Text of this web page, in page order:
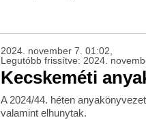
2024. november 7. 01:02,
Legutóbb frissítve: 2024.
Kecskeméti
A 2024/44. héten
valamint elhunytak.